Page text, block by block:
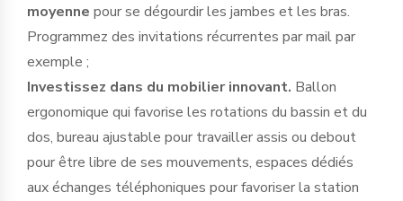
moyenne pour se dégourdir les jambes et les bras.
Programmez des invitations récurrentes par mail par
exemple ;
Investissez dans du mobilier innovant. Ballon
ergonomique qui favorise les rotations du bassin et du
dos, bureau ajustable pour travailler assis ou debout
pour être libre de ses mouvements, espaces dédiés
aux échanges téléphoniques pour favoriser la station